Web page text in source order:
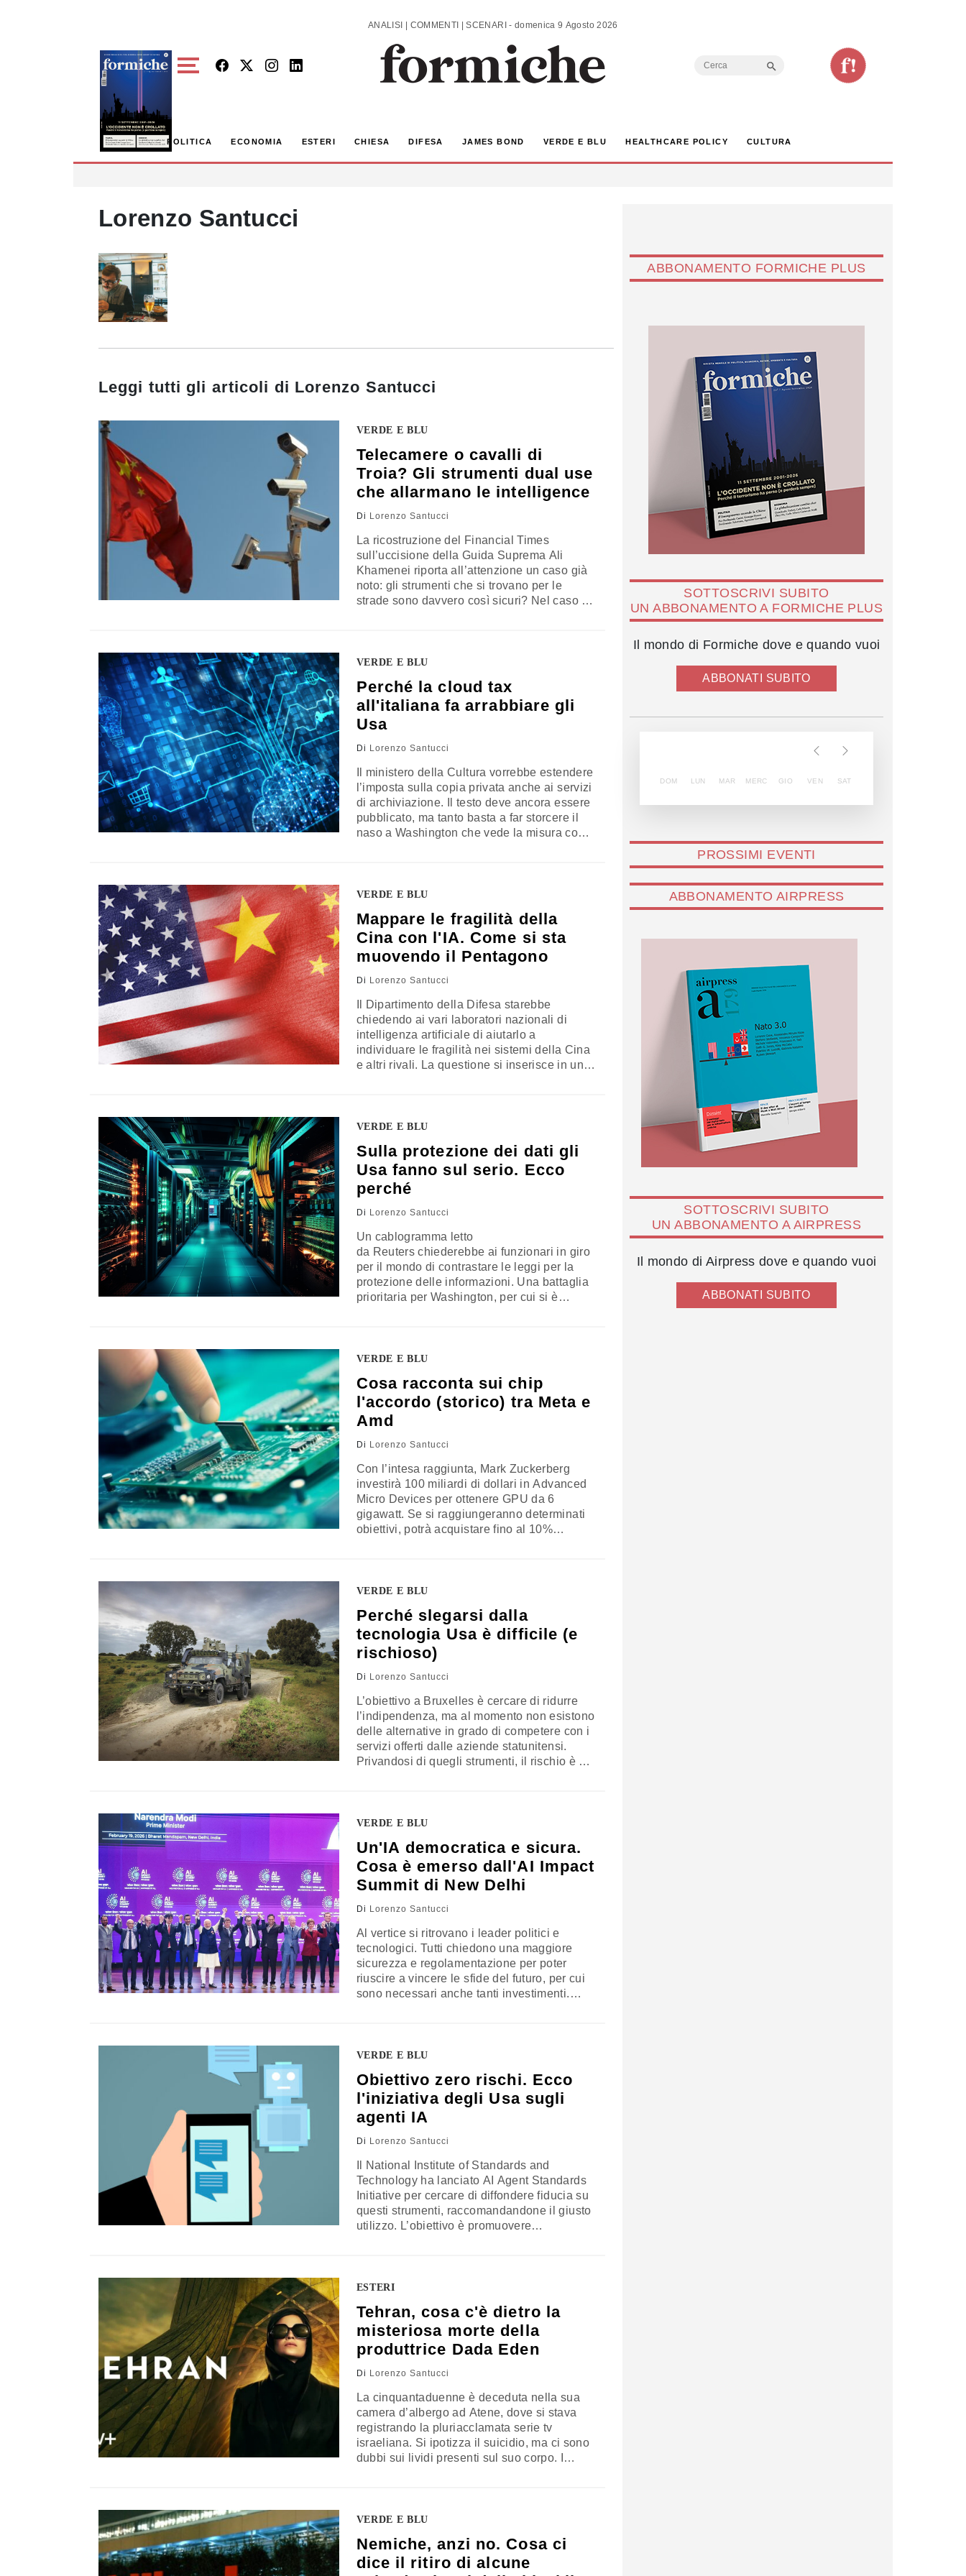
ANALISI | COMMENTI | SCENARI - domenica 9 Agosto 2026
Search
POLITICA ECONOMIA ESTERI CHIESA DIFESA JAMES BOND VERDE E BLU HEALTHCARE POLICY CULTURA
Lorenzo Santucci
Leggi tutti gli articoli di Lorenzo Santucci
VERDE E BLU
Telecamere o cavalli di
Troia? Gli strumenti dual use
che allarmano le intelligence
Di Lorenzo Santucci
La ricostruzione del Financial Times
sull’uccisione della Guida Suprema Ali
Khamenei riporta all’attenzione un caso già
noto: gli strumenti che si trovano per le
strade sono davvero così sicuri? Nel caso di
pensate per spiare la popolazione. Un
VERDE E BLU
Perché la cloud tax
all'italiana fa arrabbiare gli
Usa
Di Lorenzo Santucci
Il ministero della Cultura vorrebbe estendere
l’imposta sulla copia privata anche ai servizi
di archiviazione. Il testo deve ancora essere
pubblicato, ma tanto basta a far storcere il
naso a Washington che vede la misura come
VERDE E BLU
Mappare le fragilità della
Cina con l'IA. Come si sta
muovendo il Pentagono
Di Lorenzo Santucci
Il Dipartimento della Difesa starebbe
chiedendo ai vari laboratori nazionali di
intelligenza artificiale di aiutarlo a
individuare le fragilità nei sistemi della Cina
e altri rivali. La questione si inserisce in un
VERDE E BLU
Sulla protezione dei dati gli
Usa fanno sul serio. Ecco
perché
Di Lorenzo Santucci
Un cablogramma letto
da Reuters chiederebbe ai funzionari in giro
per il mondo di contrastare le leggi per la
protezione delle informazioni. Una battaglia
prioritaria per Washington, per cui si è
VERDE E BLU
Cosa racconta sui chip
l'accordo (storico) tra Meta e
Amd
Di Lorenzo Santucci
Con l’intesa raggiunta, Mark Zuckerberg
investirà 100 miliardi di dollari in Advanced
Micro Devices per ottenere GPU da 6
gigawatt. Se si raggiungeranno determinati
obiettivi, potrà acquistare fino al 10%
rimane: in America si realizzano ancora
VERDE E BLU
Perché slegarsi dalla
tecnologia Usa è difficile (e
rischioso)
Di Lorenzo Santucci
L’obiettivo a Bruxelles è cercare di ridurre
l’indipendenza, ma al momento non esistono
delle alternative in grado di competere con i
servizi offerti dalle aziende statunitensi.
Privandosi di quegli strumenti, il rischio è di
VERDE E BLU
Un'IA democratica e sicura.
Cosa è emerso dall'AI Impact
Summit di New Delhi
Di Lorenzo Santucci
Al vertice si ritrovano i leader politici e
tecnologici. Tutti chiedono una maggiore
sicurezza e regolamentazione per poter
riuscire a vincere le sfide del futuro, per cui
sono necessari anche tanti investimenti.
VERDE E BLU
Obiettivo zero rischi. Ecco
l'iniziativa degli Usa sugli
agenti IA
Di Lorenzo Santucci
Il National Institute of Standards and
Technology ha lanciato AI Agent Standards
Initiative per cercare di diffondere fiducia su
questi strumenti, raccomandandone il giusto
utilizzo. L’obiettivo è promuovere
ESTERI
Tehran, cosa c'è dietro la
misteriosa morte della
produttrice Dada Eden
Di Lorenzo Santucci
La cinquantaduenne è deceduta nella sua
camera d’albergo ad Atene, dove si stava
registrando la pluriacclamata serie tv
israeliana. Si ipotizza il suicidio, ma ci sono
dubbi sui lividi presenti sul suo corpo. I
Repubblica islamica
VERDE E BLU
Nemiche, anzi no. Cosa ci
dice il ritiro di alcune
ABBONAMENTO FORMICHE PLUS
SOTTOSCRIVI SUBITO
UN ABBONAMENTO A FORMICHE PLUS
Il mondo di Formiche dove e quando vuoi
ABBONATI SUBITO
DOM LUN MAR MERC GIO VEN SAT
PROSSIMI EVENTI
ABBONAMENTO AIRPRESS
SOTTOSCRIVI SUBITO
UN ABBONAMENTO A AIRPRESS
Il mondo di Airpress dove e quando vuoi
ABBONATI SUBITO